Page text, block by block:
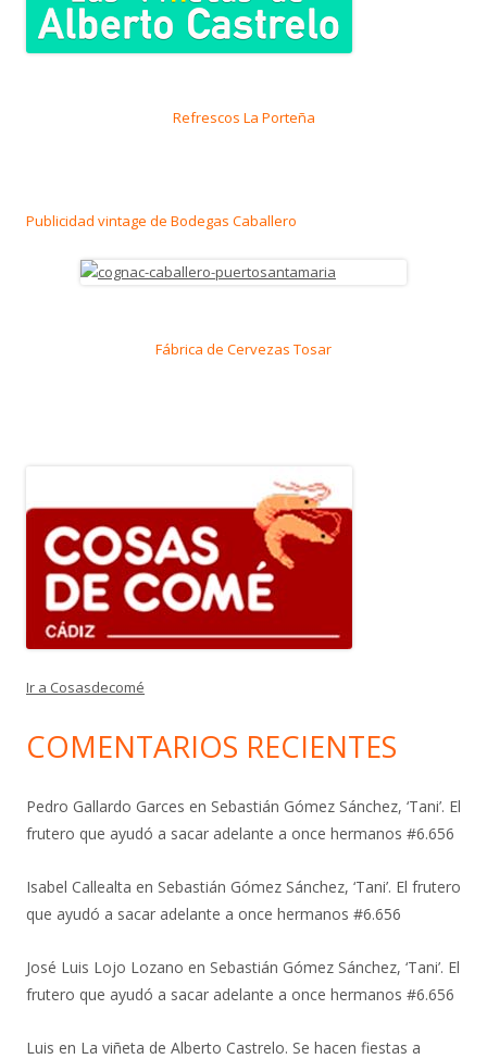
Refrescos La Porteña
Publicidad vintage de Bodegas Caballero
Fábrica de Cervezas Tosar
Ir a Cosasdecomé
COMENTARIOS RECIENTES
Pedro Gallardo Garces en Sebastián Gómez Sánchez, ‘Tani’. El
frutero que ayudó a sacar adelante a once hermanos #6.656
Isabel Callealta en Sebastián Gómez Sánchez, ‘Tani’. El frutero
que ayudó a sacar adelante a once hermanos #6.656
José Luis Lojo Lozano en Sebastián Gómez Sánchez, ‘Tani’. El
frutero que ayudó a sacar adelante a once hermanos #6.656
Luis en La viñeta de Alberto Castrelo. Se hacen fiestas a